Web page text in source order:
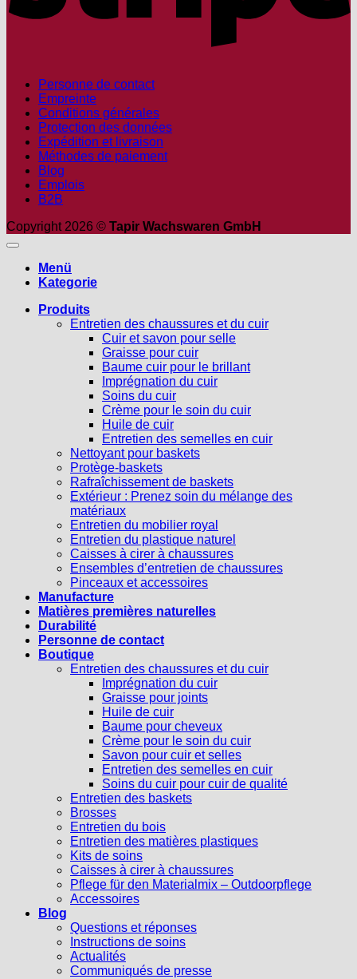
Personne de contact
Empreinte
Conditions générales
Protection des données
Expédition et livraison
Méthodes de paiement
Blog
Emplois
B2B
Copyright 2026 © Tapir Wachswaren GmbH
Menü
Kategorie
Produits
Entretien des chaussures et du cuir
Cuir et savon pour selle
Graisse pour cuir
Baume cuir pour le brillant
Imprégnation du cuir
Soins du cuir
Crème pour le soin du cuir
Huile de cuir
Entretien des semelles en cuir
Nettoyant pour baskets
Protège-baskets
Rafraîchissement de baskets
Extérieur : Prenez soin du mélange des
matériaux
Entretien du mobilier royal
Entretien du plastique naturel
Caisses à cirer à chaussures
Ensembles d’entretien de chaussures
Pinceaux et accessoires
Manufacture
Matières premières naturelles
Durabilité
Personne de contact
Boutique
Entretien des chaussures et du cuir
Imprégnation du cuir
Graisse pour joints
Huile de cuir
Baume pour cheveux
Crème pour le soin du cuir
Savon pour cuir et selles
Entretien des semelles en cuir
Soins du cuir pour cuir de qualité
Entretien des baskets
Brosses
Entretien du bois
Entretien des matières plastiques
Kits de soins
Caisses à cirer à chaussures
Pflege für den Materialmix – Outdoorpflege
Accessoires
Blog
Questions et réponses
Instructions de soins
Actualités
Communiqués de presse